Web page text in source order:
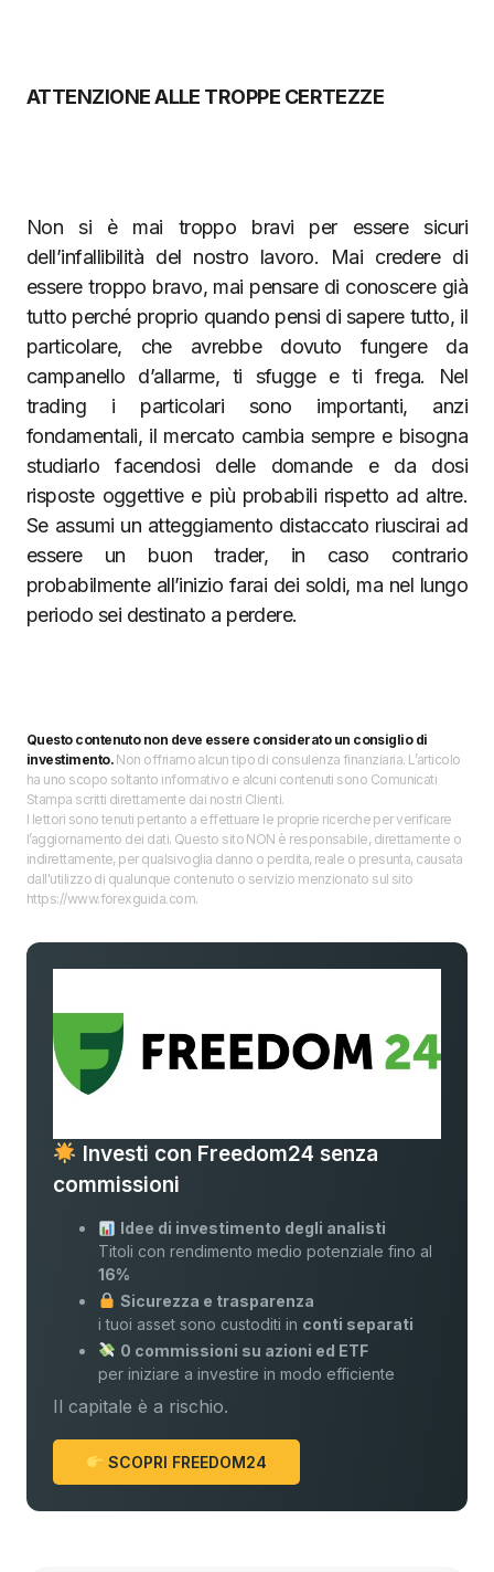
ATTENZIONE ALLE TROPPE CERTEZZE
Non si è mai troppo bravi per essere sicuri
dell’infallibilità del nostro lavoro. Mai credere di
essere troppo bravo, mai pensare di conoscere già
tutto perché proprio quando pensi di sapere tutto, il
particolare, che avrebbe dovuto fungere da
campanello d’allarme, ti sfugge e ti frega. Nel
trading i particolari sono importanti, anzi
fondamentali, il mercato cambia sempre e bisogna
studiarlo facendosi delle domande e da dosi
risposte oggettive e più probabili rispetto ad altre.
Se assumi un atteggiamento distaccato riuscirai ad
essere un buon trader, in caso contrario
probabilmente all’inizio farai dei soldi, ma nel lungo
periodo sei destinato a perdere.
Questo contenuto non deve essere considerato un consiglio di
investimento.Non offriamo alcun tipo di consulenza finanziaria. L’articolo
ha uno scopo soltanto informativo e alcuni contenuti sono Comunicati
Stampa scritti direttamente dai nostri Clienti.
I lettori sono tenuti pertanto a effettuare le proprie ricerche per verificare
l’aggiornamento dei dati. Questo sito NON è responsabile, direttamente o
indirettamente, per qualsivoglia danno o perdita, reale o presunta, causata
dall'utilizzo di qualunque contenuto o servizio menzionato sul sito
https://www.forexguida.com.
Investi con Freedom24 senza
commissioni
Idee di investimento degli analisti
Titoli con rendimento medio potenziale fino al
16%
Sicurezza e trasparenza
i tuoi asset sono custoditi in conti separati
0 commissioni su azioni ed ETF
per iniziare a investire in modo efficiente
Il capitale è a rischio.
SCOPRI FREEDOM24